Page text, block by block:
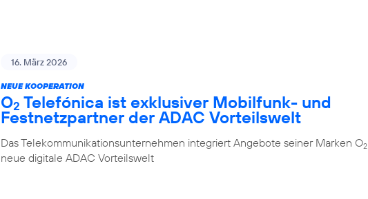
16. März 2026
NEUE KOOPERATION
O2 Telefónica ist exklusiver Mobilfunk- und
Festnetzpartner der ADAC Vorteilswelt
Das Telekommunikationsunternehmen integriert Angebote seiner Marken O2
neue digitale ADAC Vorteilswelt